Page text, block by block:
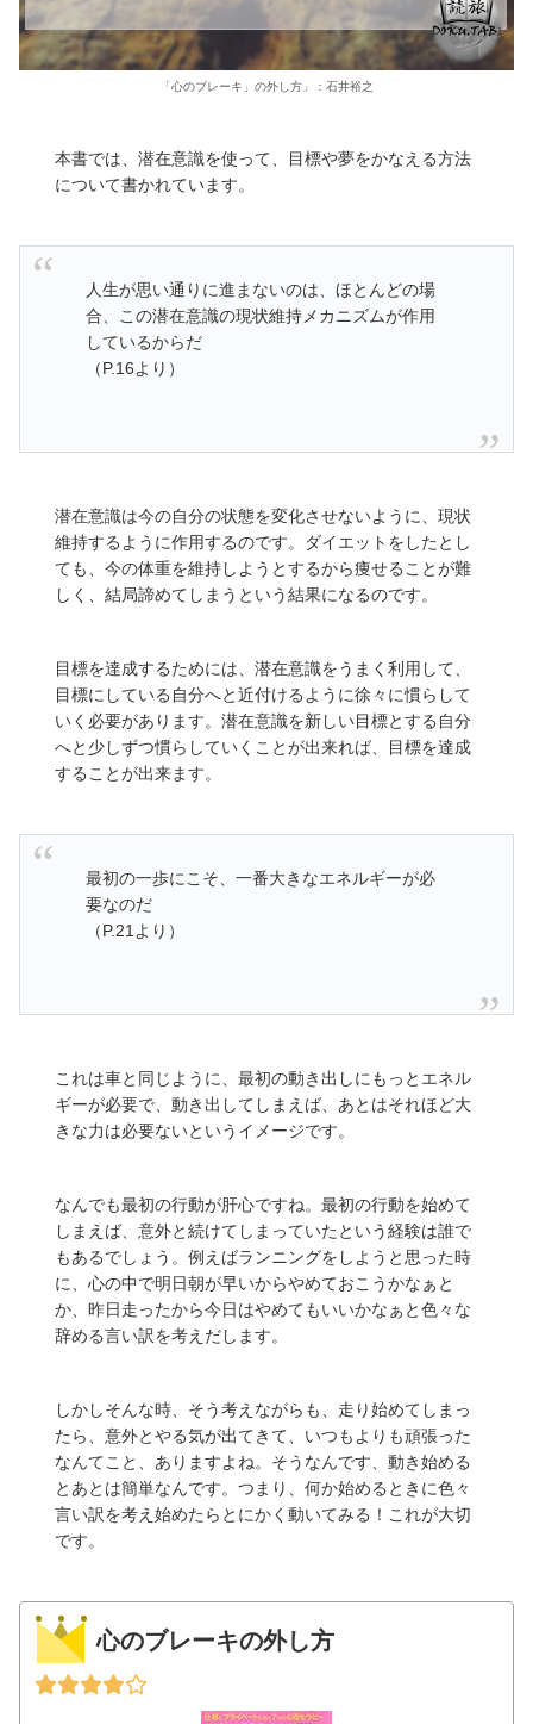
「心のブレーキ」の外し方」：石井裕之
本書では、潜在意識を使って、目標や夢をかなえる方法
について書かれています。
人生が思い通りに進まないのは、ほとんどの場
合、この潜在意識の現状維持メカニズムが作用
しているからだ
（P.16より）
潜在意識は今の自分の状態を変化させないように、現状
維持するように作用するのです。ダイエットをしたとし
ても、今の体重を維持しようとするから痩せることが難
しく、結局諦めてしまうという結果になるのです。
目標を達成するためには、潜在意識をうまく利用して、
目標にしている自分へと近付けるように徐々に慣らして
いく必要があります。潜在意識を新しい目標とする自分
へと少しずつ慣らしていくことが出来れば、目標を達成
することが出来ます。
最初の一歩にこそ、一番大きなエネルギーが必
要なのだ
（P.21より）
これは車と同じように、最初の動き出しにもっとエネル
ギーが必要で、動き出してしまえば、あとはそれほど大
きな力は必要ないというイメージです。
なんでも最初の行動が肝心ですね。最初の行動を始めて
しまえば、意外と続けてしまっていたという経験は誰で
もあるでしょう。例えばランニングをしようと思った時
に、心の中で明日朝が早いからやめておこうかなぁと
か、昨日走ったから今日はやめてもいいかなぁと色々な
辞める言い訳を考えだします。
しかしそんな時、そう考えながらも、走り始めてしまっ
たら、意外とやる気が出てきて、いつもよりも頑張った
なんてこと、ありますよね。そうなんです、動き始める
とあとは簡単なんです。つまり、何か始めるときに色々
言い訳を考え始めたらとにかく動いてみる！これが大切
です。
心のブレーキの外し方